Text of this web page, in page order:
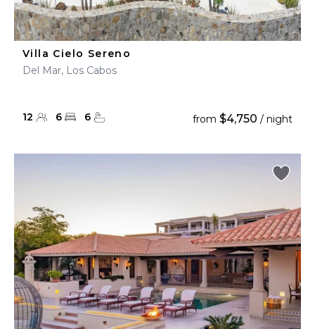
Villa Cielo Sereno
Del Mar, Los Cabos
12 6 6 from $4,750 / night